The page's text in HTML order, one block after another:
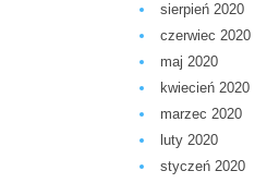
sierpień 2020
czerwiec 2020
maj 2020
kwiecień 2020
marzec 2020
luty 2020
styczeń 2020